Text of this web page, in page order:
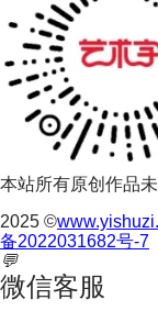
本站所有原创作品
2025 ©
备2022031682号-7
💬
微信客服